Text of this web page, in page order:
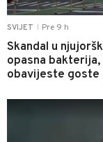
SVIJET Pre 9 h
Skandal u
opasna
obavijeste goste